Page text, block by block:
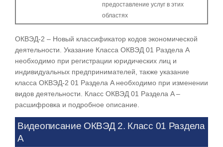
предоставление услуг в этих
областях
ОКВЭД-2 – Новый классификатор кодов экономической
деятельности. Указание Класса ОКВЭД 01 Раздела A
необходимо при регистрации юридических лиц и
индивидуальных предпринимателей, также указание
класса ОКВЭД-2 01 Раздела A необходимо при изменении
видов деятельности. Класс ОКВЭД 01 Раздела A –
расшифровка и подробное описание.
Видеописание ОКВЭД 2. Класс 01 Раздела
A